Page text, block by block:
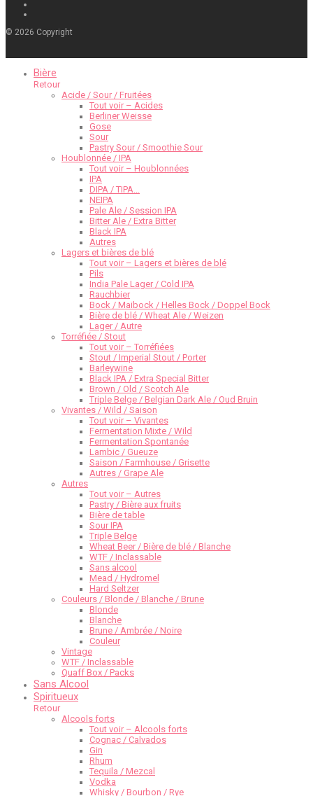
© 2026 Copyright
Bière
Retour
Acide / Sour / Fruitées
Tout voir – Acides
Berliner Weisse
Gose
Sour
Pastry Sour / Smoothie Sour
Houblonnée / IPA
Tout voir – Houblonnées
IPA
DIPA / TIPA…
NEIPA
Pale Ale / Session IPA
Bitter Ale / Extra Bitter
Black IPA
Autres
Lagers et bières de blé
Tout voir – Lagers et bières de blé
Pils
India Pale Lager / Cold IPA
Rauchbier
Bock / Maibock / Helles Bock / Doppel Bock
Bière de blé / Wheat Ale / Weizen
Lager / Autre
Torréfiée / Stout
Tout voir – Torréfiées
Stout / Imperial Stout / Porter
Barleywine
Black IPA / Extra Special Bitter
Brown / Old / Scotch Ale
Triple Belge / Belgian Dark Ale / Oud Bruin
Vivantes / Wild / Saison
Tout voir – Vivantes
Fermentation Mixte / Wild
Fermentation Spontanée
Lambic / Gueuze
Saison / Farmhouse / Grisette
Autres / Grape Ale
Autres
Tout voir – Autres
Pastry / Bière aux fruits
Bière de table
Sour IPA
Triple Belge
Wheat Beer / Bière de blé / Blanche
WTF / Inclassable
Sans alcool
Mead / Hydromel
Hard Seltzer
Couleurs / Blonde / Blanche / Brune
Blonde
Blanche
Brune / Ambrée / Noire
Couleur
Vintage
WTF / Inclassable
Quaff Box / Packs
Sans Alcool
Spiritueux
Retour
Alcools forts
Tout voir – Alcools forts
Cognac / Calvados
Gin
Rhum
Tequila / Mezcal
Vodka
Whisky / Bourbon / Rye